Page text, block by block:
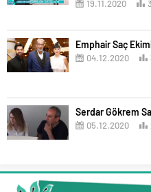
19.11.2020
Emphair Saç
04.12.2020
Serdar Gökrem
05.12.2020